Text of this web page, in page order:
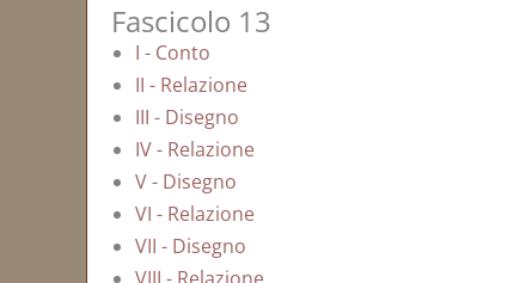
Fascicolo 13
I - Conto
II - Relazione
III - Disegno
IV - Relazione
V - Disegno
VI - Relazione
VII - Disegno